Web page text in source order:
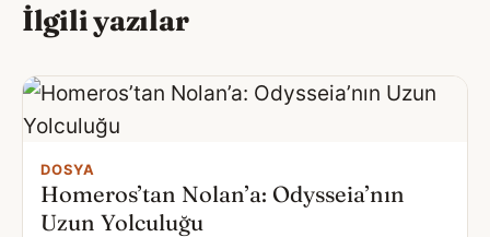
İlgili yazılar
DOSYA
Homeros’tan Nolan’a: Odysseia’nın
Uzun Yolculuğu